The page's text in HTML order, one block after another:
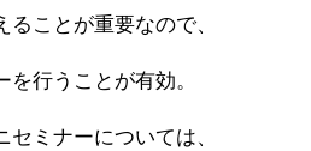
ことが重要なので、
行うことが有効。
ミナーについては、